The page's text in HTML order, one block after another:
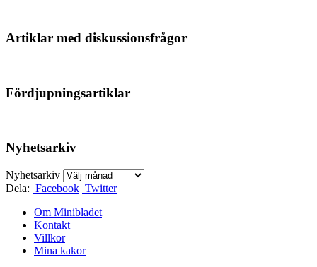
Artiklar med diskussionsfrågor
Fördjupningsartiklar
Nyhetsarkiv
Nyhetsarkiv
Dela: Facebook Twitter
Om Minibladet
Kontakt
Villkor
Mina kakor